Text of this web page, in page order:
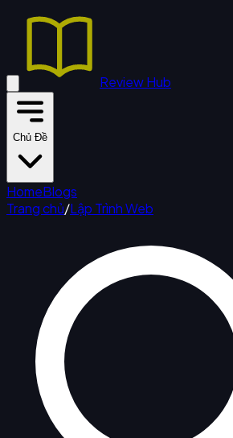
Review Hub
Chủ Đề
HomeBlogs
Trang chủ/Lập Trình Web